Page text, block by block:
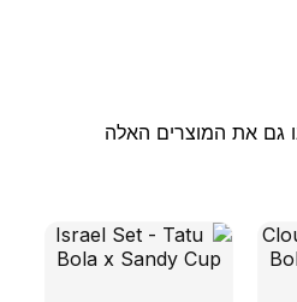
גם את המוצרים האלה